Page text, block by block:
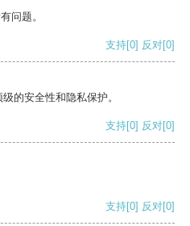
问题。
支持[0] 反对[0]
的安全性和隐私保护。
支持[0] 反对[0]
支持[0] 反对[0]